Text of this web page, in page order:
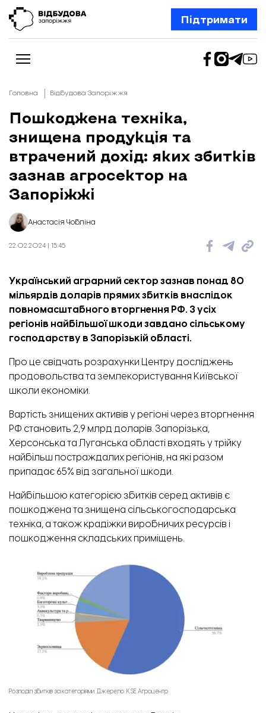
Підтримати
Новини
Відбудова Запоріжжя
Ексклюзив
Бізнес
Шлях додому
Відбудова. Життя
Колонки
Про нас
Редакційна політика
Головна Відбудова Запоріжжя
Пошкоджена техніка,
знищена продукція та
втрачений дохід: яких збитків
зазнав агросектор на
Запоріжжі
Анастасія Чобліна
22.02.2024 | 15:45
Український аграрний сектор зазнав понад 80
мільярдів доларів прямих збитків внаслідок
повномасштабного вторгнення РФ. З усіх
регіонів найбільшої шкоди завдано сільському
господарству в Запорізькій області.
Про це свідчать розрахунки Центру досліджень
продовольства та землекористування Київської
школи економіки.
Вартість знищених активів у регіоні через вторгнення
РФ становить 2,9 млрд доларів. Запорізька,
Херсонська та Луганська області входять у трійку
найбільш постраждалих регіонів, на які разом
припадає 65% від загальної шкоди.
Найбільшою категорією збитків серед активів є
пошкоджена та знищена сільськогосподарська
техніка, а також крадіжки виробничих ресурсів і
пошкодження складських приміщень.
Розподіл збитків за категоріями. Джерело: KSE Агроцентр